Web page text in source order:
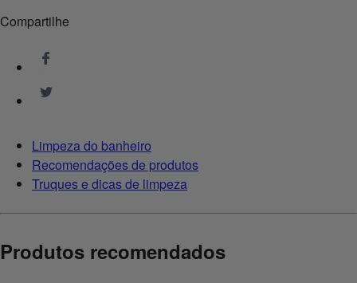
Compartilhe
Limpeza do banheiro
Recomendações de produtos
Truques e dicas de limpeza
Produtos recomendados